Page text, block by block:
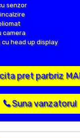
senzor
camera
cu head up display
pret parbriz
Suna vanzatorul